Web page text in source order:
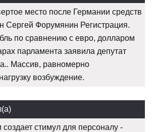
место после Германии средств
Сергей Форумянин Регистрация.
по сравнению с евро, долларом
парламента заявила депутат
Массив, равномерно
возбуждение.
стимул для персоналу -